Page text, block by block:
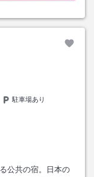
駐車場あり
公共の宿。日本の